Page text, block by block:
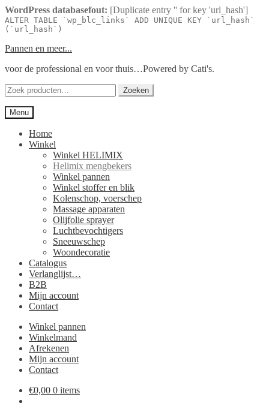
WordPress databasefout: [Duplicate entry '' for key 'url_hash']
ALTER TABLE `wp_blc_links` ADD UNIQUE KEY `url_hash`
(`url_hash`)
Ga
naar
Ga
de
Pannen en meer...
voor de professional en voor thuis…Powered by Cati's.
Zoeken
naar:
Zoeken
Menu
Home
Winkel
Winkel HELIMIX
Helimix mengbekers
Winkel pannen
Winkel stoffer en blik
Kolenschop, voerschep
Massage apparaten
Olijfolie sprayer
Luchtbevochtigers
Sneeuwschep
Woondecoratie
Catalogus
Verlanglijst…
B2B
Mijn account
Contact
Winkel pannen
Winkelmand
Afrekenen
Mijn account
Contact
€0,00 0 items